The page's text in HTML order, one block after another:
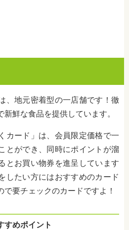
、地元密着型の一店舗です！徹
鮮な食品を提供しています。
カード」は、会員限定価格で一
とができ、同時にポイントが溜
とお買い物券を進呈しています
したい方にはおすすめのカード
要チェックのカードですよ！
すめポイント